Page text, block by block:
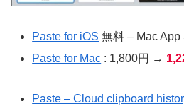
Paste for iOS 無料 – Mac App
Paste for Mac : 1,800円 →
Paste – Cloud clipboard